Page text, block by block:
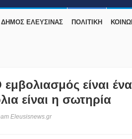
ΔΉΜΟΣ ΕΛΕΥΣΊΝΑΣ ΠΟΛΙΤΙΚΗ
είναι
είναι η σωτηρία
Eleusisnews.gr